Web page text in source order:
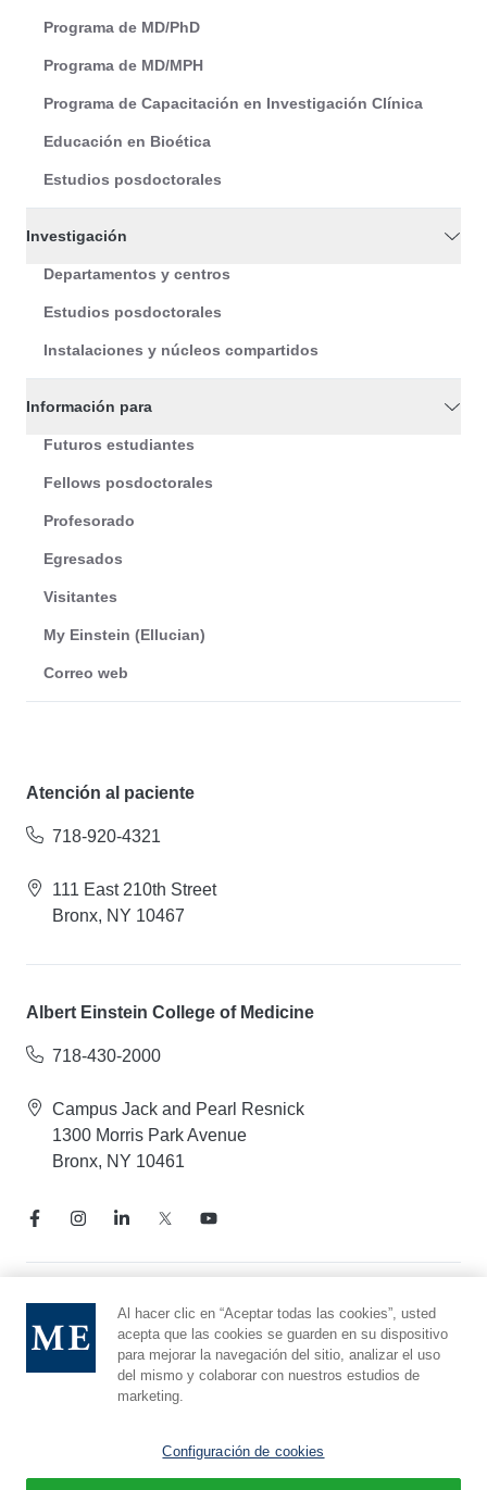
Programa de MD/PhD
Programa de MD/MPH
Programa de Capacitación en Investigación Clínica
Educación en Bioética
Estudios posdoctorales
Investigación
Departamentos y centros
Estudios posdoctorales
Instalaciones y núcleos compartidos
Información para
Futuros estudiantes
Fellows posdoctorales
Profesorado
Egresados
Visitantes
My Einstein (Ellucian)
Correo web
Atención al paciente
718-920-4321
111 East 210th Street
Bronx, NY 10467
Albert Einstein College of Medicine
718-430-2000
Campus Jack and Pearl Resnick
1300 Morris Park Avenue
Bronx, NY 10461
Aviso de prácticas de privacidad
Línea directa de cumplimiento
Denunciar maltrato
Preferencias de cookies
Al hacer clic en “Aceptar todas las cookies”, usted
acepta que las cookies se guarden en su dispositivo
para mejorar la navegación del sitio, analizar el uso
del mismo y colaborar con nuestros estudios de
marketing.
Configuración de cookies